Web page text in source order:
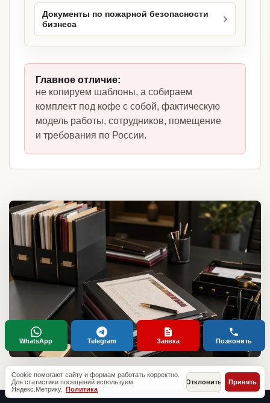
Документы по пожарной безопасности
бизнеса
Главное отличие:
не копируем шаблоны, а собираем
комплект под кофе с собой, фактическую
модель работы, сотрудников, помещение
и требования по России.
Cookie помогают сайту и формам работать корректно.
Для статистики посещений используем
Яндекс.Метрику. Политика
Отклонить Принять
WhatsApp Telegram Заявка Позвонить